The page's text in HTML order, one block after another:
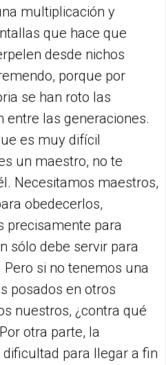
multiplicación y
que hace que
desde nichos
porque por
se han roto las
entre las generaciones.
es muy difícil
un maestro, no te
Necesitamos maestros,
obedecerlos,
precisamente para
sólo debe servir para
si no tenemos una
posados en otros
nuestros, ¿contra qué
otra parte, la
para llegar a fin